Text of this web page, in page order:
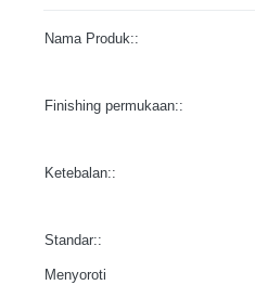
Nama Produk::
Finishing permukaan::
Ketebalan::
Standar::
Menyoroti